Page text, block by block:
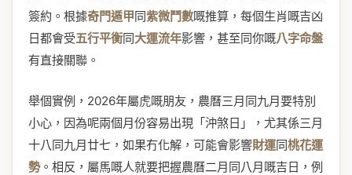
簽約。根據奇門遁甲同紫微鬥數嘅推算，每個生肖嘅吉凶
日都會受五行平衡同大運流年影響，甚至同你嘅八字命盤
有直接關聯。
舉個實例，2026年屬虎嘅朋友，農曆三月同九月要特別
小心，因為呢兩個月份容易出現「沖煞日」，尤其係三月
十八同九月廿七，如果冇化解，可能會影響財運同桃花運
勢。相反，屬馬嘅人就要把握農曆二月同八月嘅吉日，例